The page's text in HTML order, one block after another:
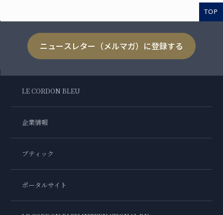
TOP
ニュースレター（メルマガ）に登録する
LE CORDON BLEU
企業情報
ブティック
ポータルサイト